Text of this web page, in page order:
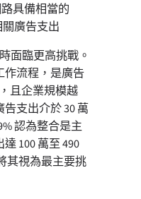
路具備相當的
廣告支出
面臨更高挑戰。
作流程，是廣告
且企業規模越
支出介於 30 萬
認為整合是主
100 萬至 490
其視為最主要挑